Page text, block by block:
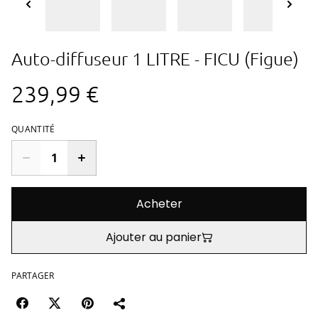
Auto-diffuseur 1 LITRE - FICU (Figue)
239,99 €
QUANTITÉ
Acheter
Ajouter au panier
PARTAGER